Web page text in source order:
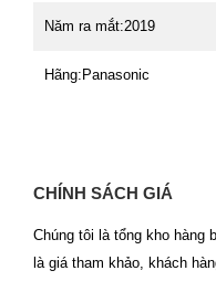
Năm ra mắt:2019
Hãng: Panasonic
CHÍNH SÁCH GIÁ
Chúng tôi là tổng kho hàng
là giá tham khảo, khách